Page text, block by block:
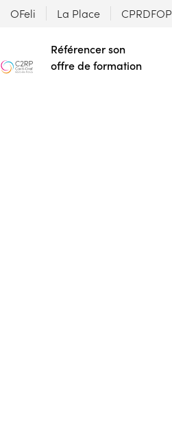
OFeli La Place CPRDFOP
Référencer son
offre de formation